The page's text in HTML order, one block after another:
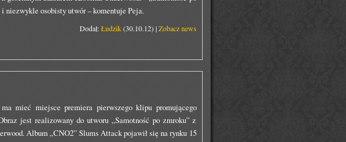
niezwykle osobisty utwór – komentuje Peja.
Dodał:Łudzik(30.10.12) |Zobacz news
mieć miejsce premiera pierwszego klipu promującego
jest realizowany do utworu „Samotność po zmroku” z
Album „CNO2” Slums Attack pojawił się na rynku 15